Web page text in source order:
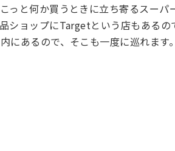
っと何か買うときに立ち寄るスーパ
ショップにTargetという店もあるの
にあるので、そこも一度に巡れます。